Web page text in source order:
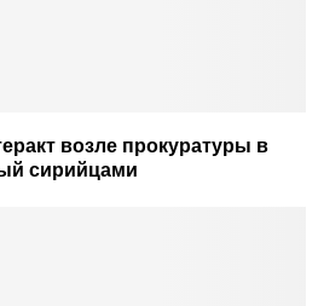
возле прокуратуры в
сирийцами